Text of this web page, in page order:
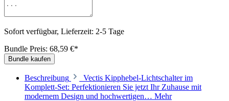
Sofort verfügbar, Lieferzeit: 2-5 Tage
Bundle Preis: 68,59 €*
Bundle kaufen
Beschreibung
Vectis Kipphebel-Lichtschalter im
Komplett-Set: Perfektionieren Sie jetzt Ihr Zuhause mit
modernem Design und hochwertigen… Mehr